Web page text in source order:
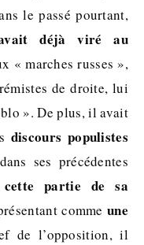
le passé pourtant,
déjà viré au
« marches russes »,
de droite, lui
». De plus, il avait
discours populistes
ses précédentes
cette partie de sa
commeune
de l’opposition, il